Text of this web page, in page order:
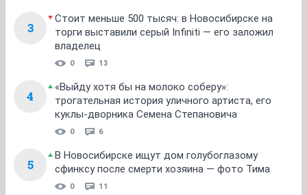
3
Стоит меньше 500 тысяч: в Новосибирске на
торги выставили серый Infiniti — его заложил
владелец
0 13
4
«Выйду хотя бы на молоко соберу»:
трогательная история уличного артиста, его
куклы-дворника Семена Степановича
0 6
5
В Новосибирске ищут дом голубоглазому
сфинксу после смерти хозяина — фото Тима
0 11